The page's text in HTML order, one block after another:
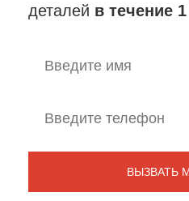
деталей в течение